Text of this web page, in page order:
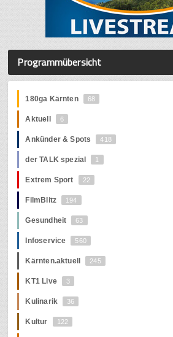
Programmübersicht
180ga Kärnten 68
Aktuell 6
Ankünder & Spots 418
der TALK spezial 1
Extrem Sport 22
FilmBlitz 194
Gesundheit 63
Infoservice 560
Kärnten.aktuell 245
KT1 Live 3
Kulinarik 36
Kultur 122